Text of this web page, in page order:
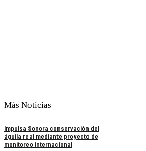
Más Noticias
Impulsa Sonora conservación del
águila real mediante proyecto de
monitoreo internacional